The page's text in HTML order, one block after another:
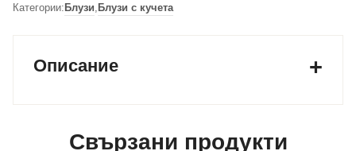
Категории: Блузи Блузи с кучета
Описание
Свързани продукти